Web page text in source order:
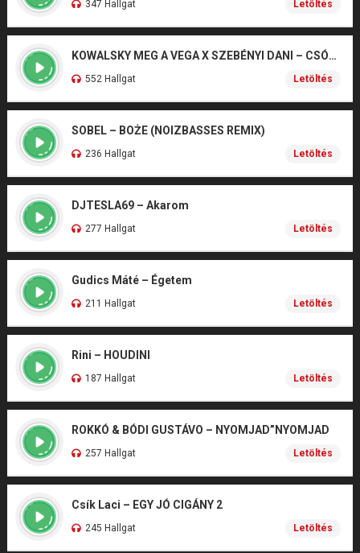
347 Hallgat Letöltés
KOWALSKY MEG A VEGA X SZEBÉNYI DANI – CSÓNAK
552 Hallgat Letöltés
SOBEL – BOŻE (NOIZBASSES REMIX)
236 Hallgat Letöltés
DJTESLA69 – Akarom
277 Hallgat Letöltés
Gudics Máté – Égetem
211 Hallgat Letöltés
Rini – HOUDINI
187 Hallgat Letöltés
ROKKÓ & BÓDI GUSTÁVO – NYOMJAD”NYOMJAD
257 Hallgat Letöltés
Csík Laci – EGY JÓ CIGÁNY 2
245 Hallgat Letöltés